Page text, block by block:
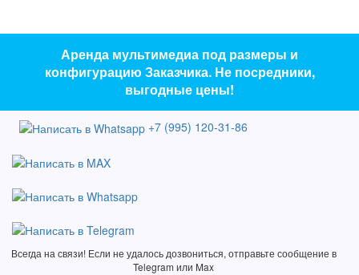
Аренда мультимедиа под размеры и
конфигурацию Заказчика. Не посредники,
выгодные цены!
+7 (995) 120-31-86
Всегда на связи! Если не удалось дозвониться, отправьте сообщение в
Telegram или Max